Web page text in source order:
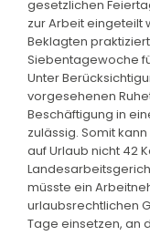
gesetzlichen
zur Arbeit eingeteilt
Beklagten
Siebentagewoche
Unter
vorgesehenen
Beschäftigung in
zulässig. Somit
auf Urlaub nicht 42
müsste ein
urlaubsrechtlichen
Tage einsetzen, an